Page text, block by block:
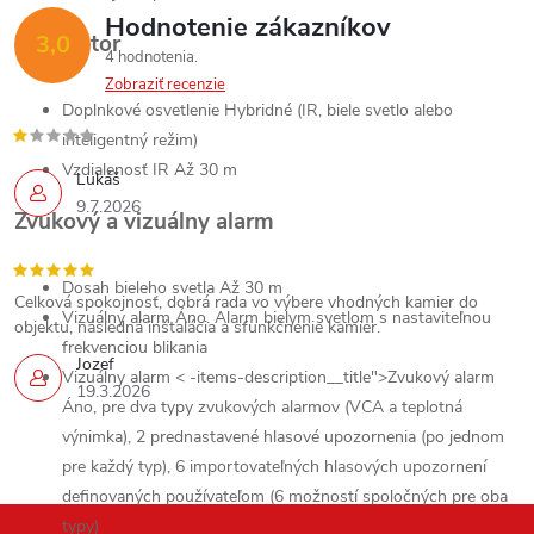
Iluminátor
Doplnkové osvetlenie Hybridné (IR, biele svetlo alebo
inteligentný režim)
Vzdialenosť IR Až 30 m
Zvukový a vizuálny alarm
Dosah bieleho svetla Až 30 m
Vizuálny alarmÁno. Alarm bielym svetlom s nastaviteľnou
frekvenciou blikania
Vizuálny alarm < -items-description__title">Zvukový alarm
Áno, pre dva typy zvukových alarmov (VCA a teplotná
výnimka), 2 prednastavené hlasové upozornenia (po jednom
pre každý typ), 6 importovateľných hlasových upozornení
definovaných používateľom (6 možností spoločných pre oba
typy)
3,0 Hodnotenie zákazníkov
4 hodnotenia
Zobraziť recenzie
Lukáš
9.7.2026
Jozef
19.3.2026
Celková spokojnosť, dobrá rada vo výbere vhodných kamier do
objektu, následná inštalácia a sfunkčnenie kamier.